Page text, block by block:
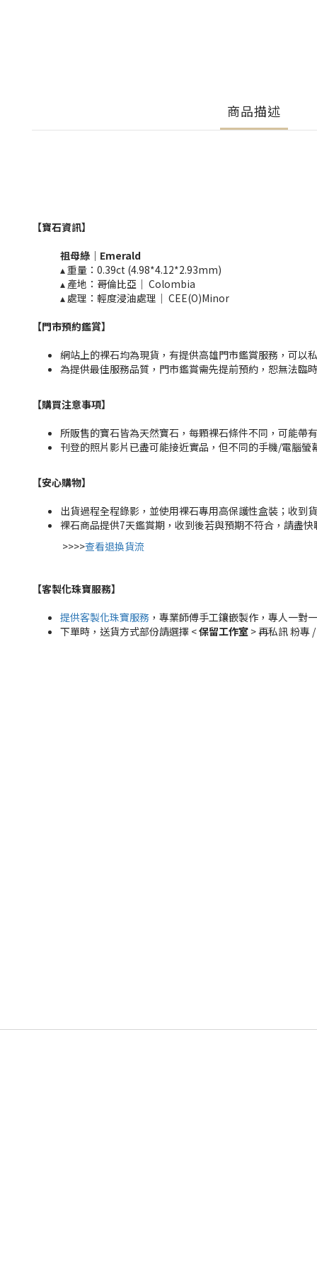
商品描述
【寶石資訊】
祖母綠 ｜ Emerald​
▴ 重量：0.39ct (4.98*4.12*2.93mm)​
▴ 產地：哥倫比亞｜ Colombia
▴ 處理：輕度浸油處理｜ CEE(O)Minor​
【門市預約鑑賞】
網站上的裸石均為現貨，有提供高雄門市鑑賞服務，可以
為提供最佳服務品質，門市鑑賞需先提前預約，恕無法臨
【購買注意事項】
所販售的寶石皆為天然寶石，每顆裸石條件不同，可能帶
刊登的照片影片已盡可能接近實品，但不同的手機/電腦
【安心購物】
出貨過程全程錄影，並使用裸石專用高保護性盒裝；收到
裸石商品提供7天鑑賞期，收到後若與預期不符合，請盡
>>>>查看退換貨流
【客製化珠寶服務】
提供客製化珠寶服務 ，專業師傅手工鑲嵌製作，專人一對
下單時，送貨方式部份請選擇 <保留工作室 > 再私訊 粉專